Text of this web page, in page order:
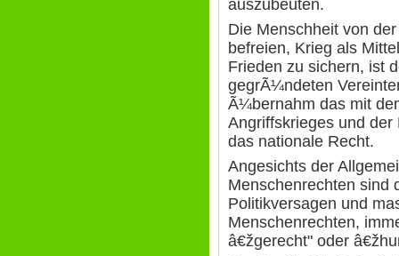
auszubeuten.
Die Menschheit von
befreien, Krieg als
Frieden zu sichern, ist
gegrÃ¼ndeten
Ã¼bernahm das mit
Angriffskrieges und
das nationale Recht.
Angesichts der
Menschenrechten sind
Politikversagen und
Menschenrechten,
â€žgerecht" oder